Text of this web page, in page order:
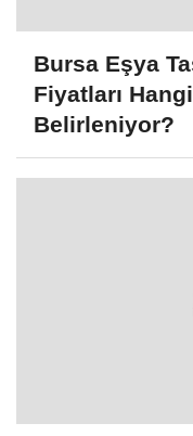
Bursa Eşya
Fiyatları
Belirleniyor?